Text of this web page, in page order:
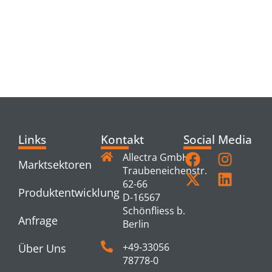
Links
Marktsektoren
Produktentwicklung
Anfrage
Über Uns
Kontakt
Allectra GmbH
Traubeneichenstr.
62-66
D-16567
Schönfliess b.
Berlin
+49-33056
78778-0
Social Media